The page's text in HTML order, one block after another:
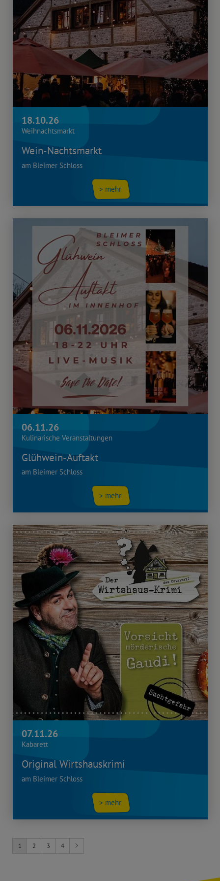
18.10.26
Weihnachtsmarkt
Wein-Nachtsmarkt
am Bleimer Schloss
> mehr
06.11.26
Kulinarische Veranstaltungen
Glühwein-Auftakt
am Bleimer Schloss
> mehr
07.11.26
Kabarett
Original Wirtshauskrimi
am Bleimer Schloss
> mehr
1 2 3 4